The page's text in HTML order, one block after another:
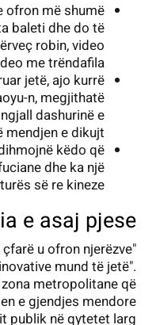
ofron më shumë
baleti dhe do të
robin, video
me trëndafila.
jetë, ajo kurrë
n, megjithatë
dashurinë e
mendjen e dikujt.
këdo që
dhe ka një
së re kineze.
e asaj pjese
u ofron njerëzve
mund të jetë".
metropolitane që
e gjendjes mendore
publik në qytetet larg